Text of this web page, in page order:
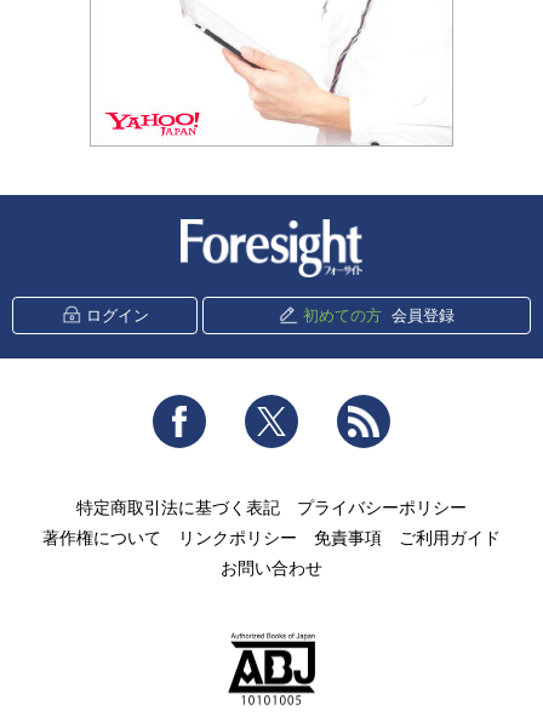
ログイン 初めての方 会員登録
Facebook Twitter
特定商取引法に基づく表記
プライバシーポリシー
著作権について
リンクポリシー 免責事項
ご利用ガイド
お問い合わせ